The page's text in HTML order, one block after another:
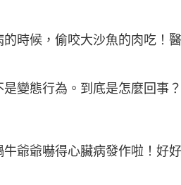
時候，偷咬大沙魚的肉吃！
變態行為。到底是怎麼回事
爺爺嚇得心臟病發作啦！好